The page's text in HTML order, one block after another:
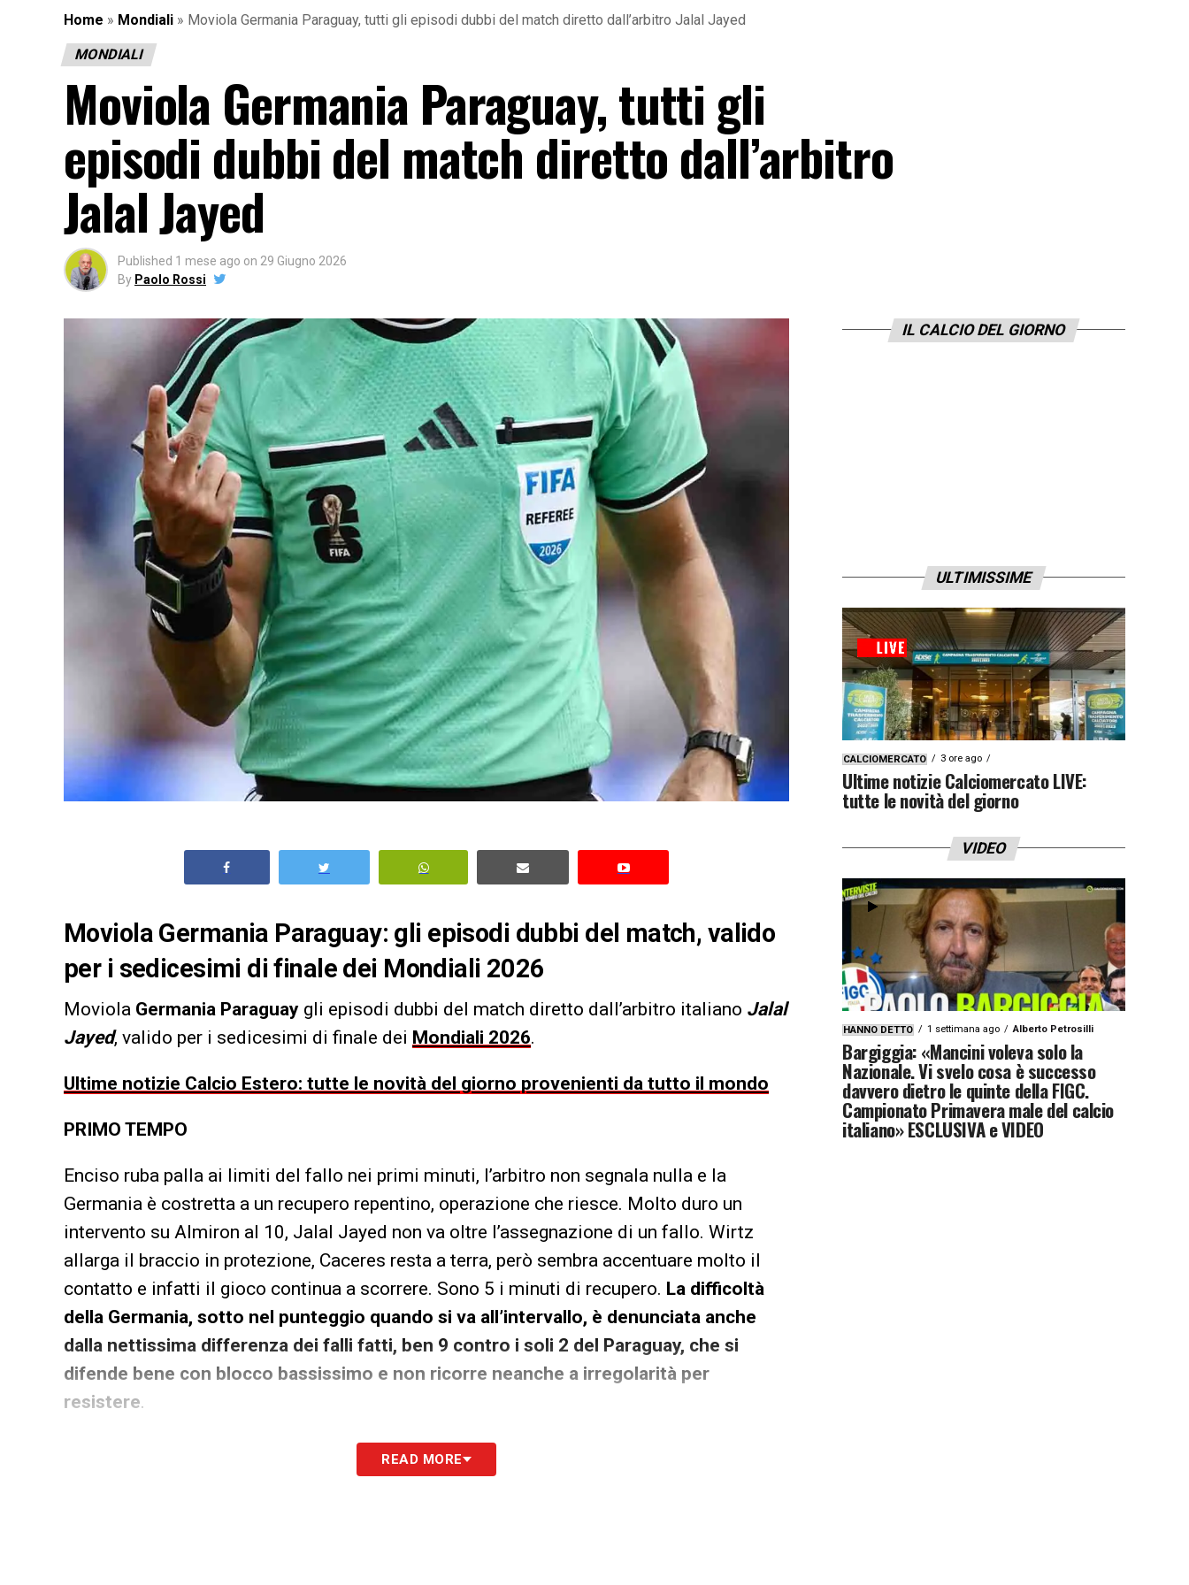
Home » Mondiali » Moviola Germania Paraguay, tutti gli episodi dubbi del match diretto dall’arbitro Jalal Jayed
MONDIALI
Moviola Germania Paraguay, tutti gli
episodi dubbi del match diretto dall’arbitro
Jalal Jayed
Published 1 mese ago on 29 Giugno 2026
By Paolo Rossi
Moviola Germania Paraguay: gli episodi dubbi del match, valido
per i sedicesimi di finale dei Mondiali 2026
Moviola Germania Paraguay gli episodi dubbi del match diretto dall’arbitro italiano Jalal
Jayed, valido per i sedicesimi di finale dei Mondiali 2026.
Ultime notizie Calcio Estero: tutte le novità del giorno provenienti da tutto il mondo
PRIMO TEMPO
Enciso ruba palla ai limiti del fallo nei primi minuti, l’arbitro non segnala nulla e la
Germania è costretta a un recupero repentino, operazione che riesce. Molto duro un
intervento su Almiron al 10, Jalal Jayed non va oltre l’assegnazione di un fallo. Wirtz
allarga il braccio in protezione, Caceres resta a terra, però sembra accentuare molto il
contatto e infatti il gioco continua a scorrere. Sono 5 i minuti di recupero. La difficoltà
della Germania, sotto nel punteggio quando si va all’intervallo, è denunciata anche
dalla nettissima differenza dei falli fatti, ben 9 contro i soli 2 del Paraguay, che si
difende bene con blocco bassissimo e non ricorre neanche a irregolarità per
resistere.
READ MORE
IL CALCIO DEL GIORNO
ULTIMISSIME
CALCIOMERCATO 3 ore ago
Ultime notizie Calciomercato LIVE:
tutte le novità del giorno
VIDEO
HANNO DETTO 1 settimana ago Alberto Petrosilli
Bargiggia: «Mancini voleva solo la
Nazionale. Vi svelo cosa è successo
davvero dietro le quinte della FIGC.
Campionato Primavera male del calcio
italiano» ESCLUSIVA e VIDEO